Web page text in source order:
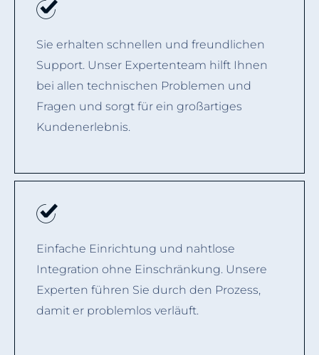
Sie erhalten schnellen und freundlichen
Support. Unser Expertenteam hilft Ihnen
bei allen technischen Problemen und
Fragen und sorgt für ein großartiges
Kundenerlebnis.
Einfache Einrichtung und nahtlose
Integration ohne Einschränkung. Unsere
Experten führen Sie durch den Prozess,
damit er problemlos verläuft.